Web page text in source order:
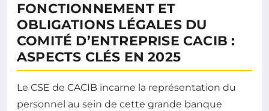
FONCTIONNEMENT ET
OBLIGATIONS LÉGALES DU
COMITÉ D’ENTREPRISE CACIB :
ASPECTS CLÉS EN 2025
Le CSE de CACIB incarne la représentation du
personnel au sein de cette grande banque